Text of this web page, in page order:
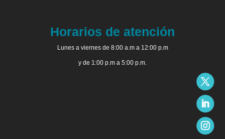
Horarios de atención
Lunes a viernes de 8:00 a.m a 12:00 p.m
y de 1:00 p.m a 5:00 p.m.